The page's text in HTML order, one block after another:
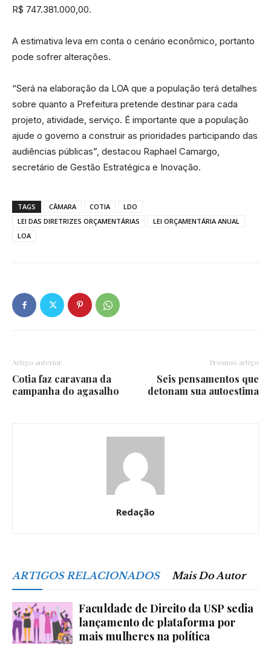
R$ 747.381.000,00.
A estimativa leva em conta o cenário econômico, portanto
pode sofrer alterações.
“Será na elaboração da LOA que a população terá detalhes
sobre quanto a Prefeitura pretende destinar para cada
projeto, atividade, serviço. É importante que a população
ajude o governo a construir as prioridades participando das
audiências públicas”, destacou Raphael Camargo,
secretário de Gestão Estratégica e Inovação.
TAGS CÂMARA COTIA
LDO
LEI DAS DIRETRIZES ORÇAMENTÁRIAS
LEI ORÇAMENTÁRIA ANUAL
LOA
Artigo anterior
Cotia faz caravana da
campanha do agasalho
Próximo artigo
Seis pensamentos que
detonam sua autoestima
Redação
ARTIGOS RELACIONADOS Mais Do Autor
Faculdade de Direito da USP sedia
lançamento de plataforma por
mais mulheres na política